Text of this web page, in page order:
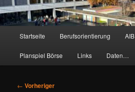
Startseite Berufsorientierung AIB
Planspiel Börse Links Daten…
Beitragsnavigation
← Vorheriger